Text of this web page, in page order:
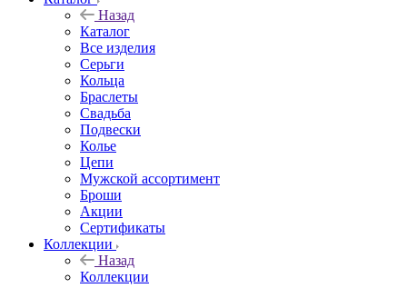
Назад
Каталог
Все изделия
Серьги
Кольца
Браслеты
Свадьба
Подвески
Колье
Цепи
Мужской ассортимент
Броши
Акции
Сертификаты
Коллекции
Назад
Коллекции